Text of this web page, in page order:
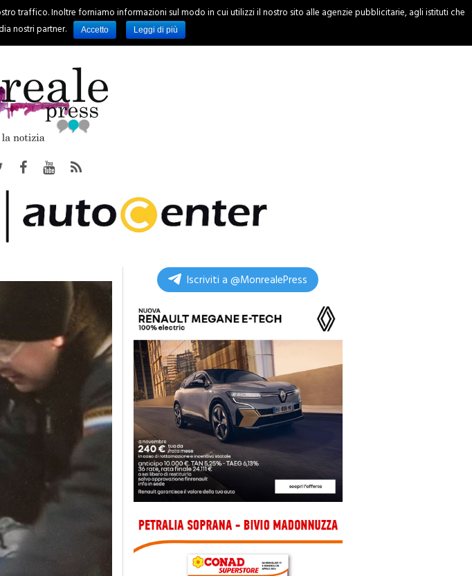
EVENTI RUBRICHE SPORT INCHIESTE
Iscriviti a @MonrealePress
traffico. Inoltre forniamo informazioni sul modo in cui utilizzi il nostro sito alle agenzie pubblicitarie, agli istituti che
nostri partner.
Accetto Leggi di più